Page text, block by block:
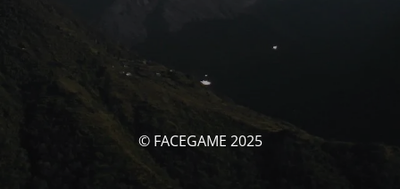
© FACEGAME 2025